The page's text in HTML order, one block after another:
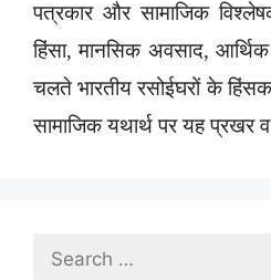
पत्रकार और सामाजिक
हिंसा, मानसिक अवसाद,
चलते भारतीय रसोईघरों के
सामाजिक यथार्थ पर यह प्रखर
Search